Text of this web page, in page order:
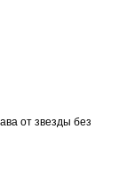
от звезды без